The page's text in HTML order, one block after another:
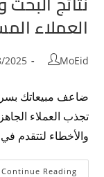
العملاء
MoEid
2025
ضاعف مبيعاتك
تجذب العملاء
والأخطاء لتتقدم
Continue Reading